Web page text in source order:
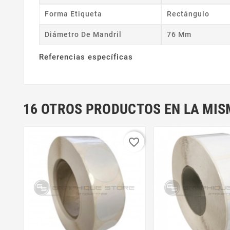
Forma Etiqueta Rectángulo
Diámetro De Mandril 76 Mm
Referencias específicas
16 OTROS PRODUCTOS EN LA
favorite_border